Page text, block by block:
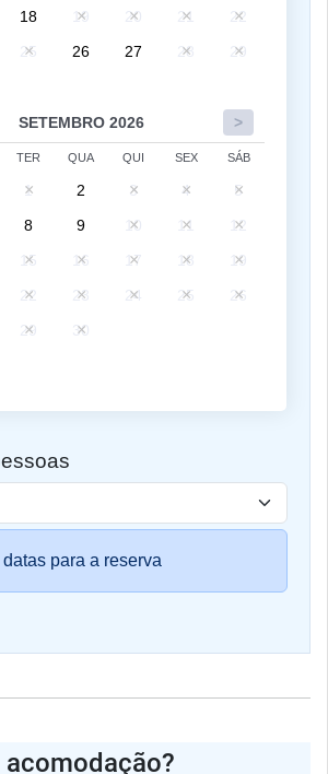
18 19 20 21
22
25 26 27 28
29
SETEMBRO 2026 >
TER QUA QUI SEX SÁB
1 2 3 4
5
8 9 10 11
12
15 16 17 18
19
22 23 24 25
26
29 30
para a reserva
acomodação?